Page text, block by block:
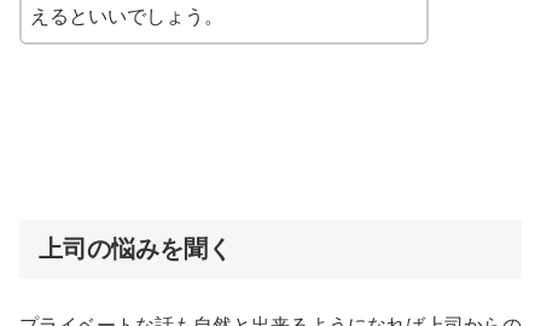
えるといいでしょう。
上司の悩みを聞く